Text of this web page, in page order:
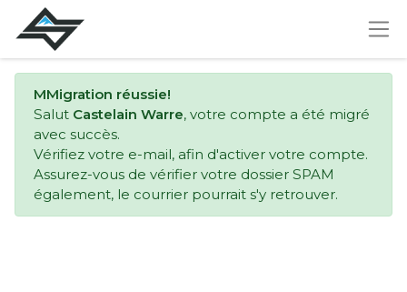
MMigration réussie!
Salut Castelain Warre, votre compte a été migré
avec succès.
Vérifiez votre e-mail, afin d'activer votre compte.
Assurez-vous de vérifier votre dossier SPAM
également, le courrier pourrait s'y retrouver.